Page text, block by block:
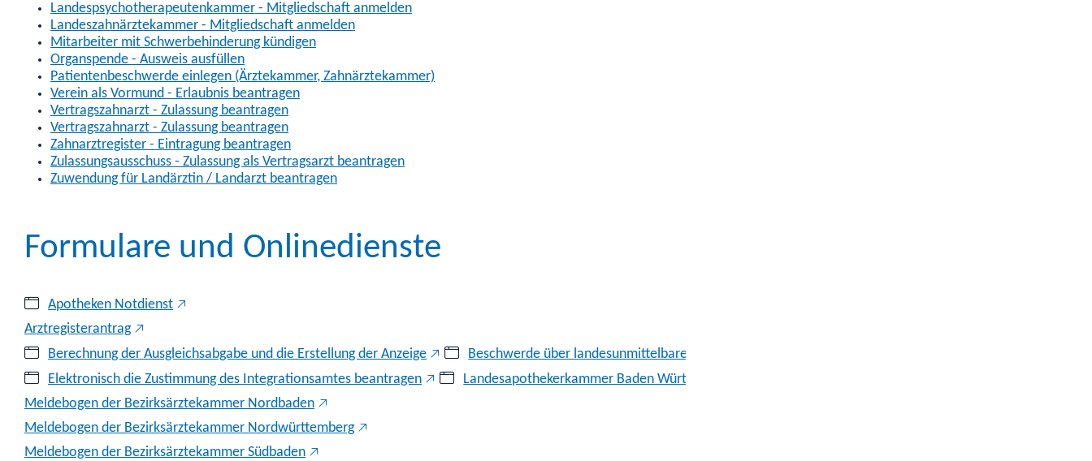
Landespsychotherapeutenkammer - Mitgliedschaft anmelden
Landeszahnärztekammer - Mitgliedschaft anmelden
Mitarbeiter mit Schwerbehinderung kündigen
Organspende - Ausweis ausfüllen
Patientenbeschwerde einlegen (Ärztekammer, Zahnärztekammer)
Verein als Vormund - Erlaubnis beantragen
Vertragszahnarzt - Zulassung beantragen
Vertragszahnarzt - Zulassung beantragen
Zahnarztregister - Eintragung beantragen
Zulassungsausschuss - Zulassung als Vertragsarzt beantragen
Zuwendung für Landärztin / Landarzt beantragen
Formulare und Onlinedienste
Apotheken Notdienst
Arztregisterantrag
Berechnung der Ausgleichsabgabe und die Erstellung der Anzeige
Beschwerde über landesunmittelbare Sozialversicherungsträger einreichen
Elektronisch die Zustimmung des Integrationsamtes beantragen
Landesapothekerkammer Baden Württemberg - Anmeldung als Kammermitglied
Meldebogen der Bezirksärztekammer Nordbaden
Meldebogen der Bezirksärztekammer Nordwürttemberg
Meldebogen der Bezirksärztekammer Südbaden